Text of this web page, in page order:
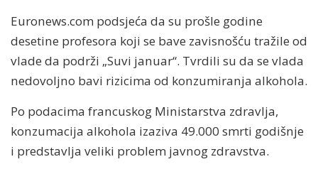
Euronews.com podsjeća da su prošle godine
desetine profesora koji se bave zavisnošću tražile od
vlade da podrži „Suvi januar“. Tvrdili su da se vlada
nedovoljno bavi rizicima od konzumiranja alkohola.
Po podacima francuskog Ministarstva zdravlja,
konzumacija alkohola izaziva 49.000 smrti godišnje
i predstavlja veliki problem javnog zdravstva.